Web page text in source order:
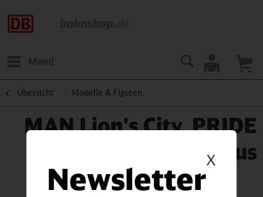
Menü
Übersicht Modelle & Figuren
MAN Lion's City, PRIDE
Bus
X
Newsletter